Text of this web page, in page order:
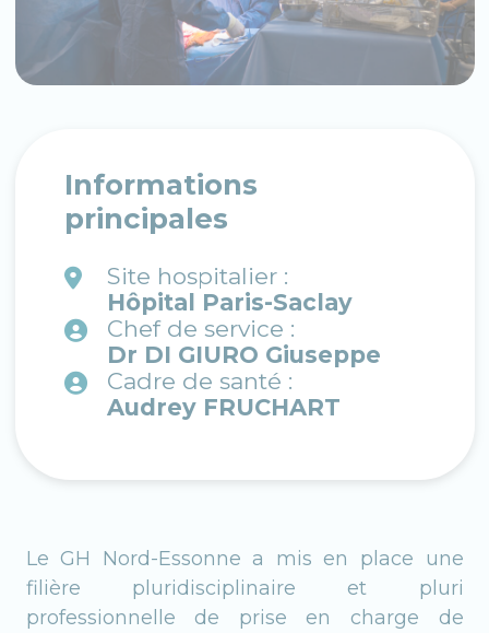
Informations
principales
Site hospitalier :
Hôpital Paris-Saclay
Chef de service :
Dr DI GIURO Giuseppe
Cadre de santé :
Audrey FRUCHART
Le GH Nord-Essonne a mis en place une
filière pluridisciplinaire et pluri
professionnelle de prise en charge de